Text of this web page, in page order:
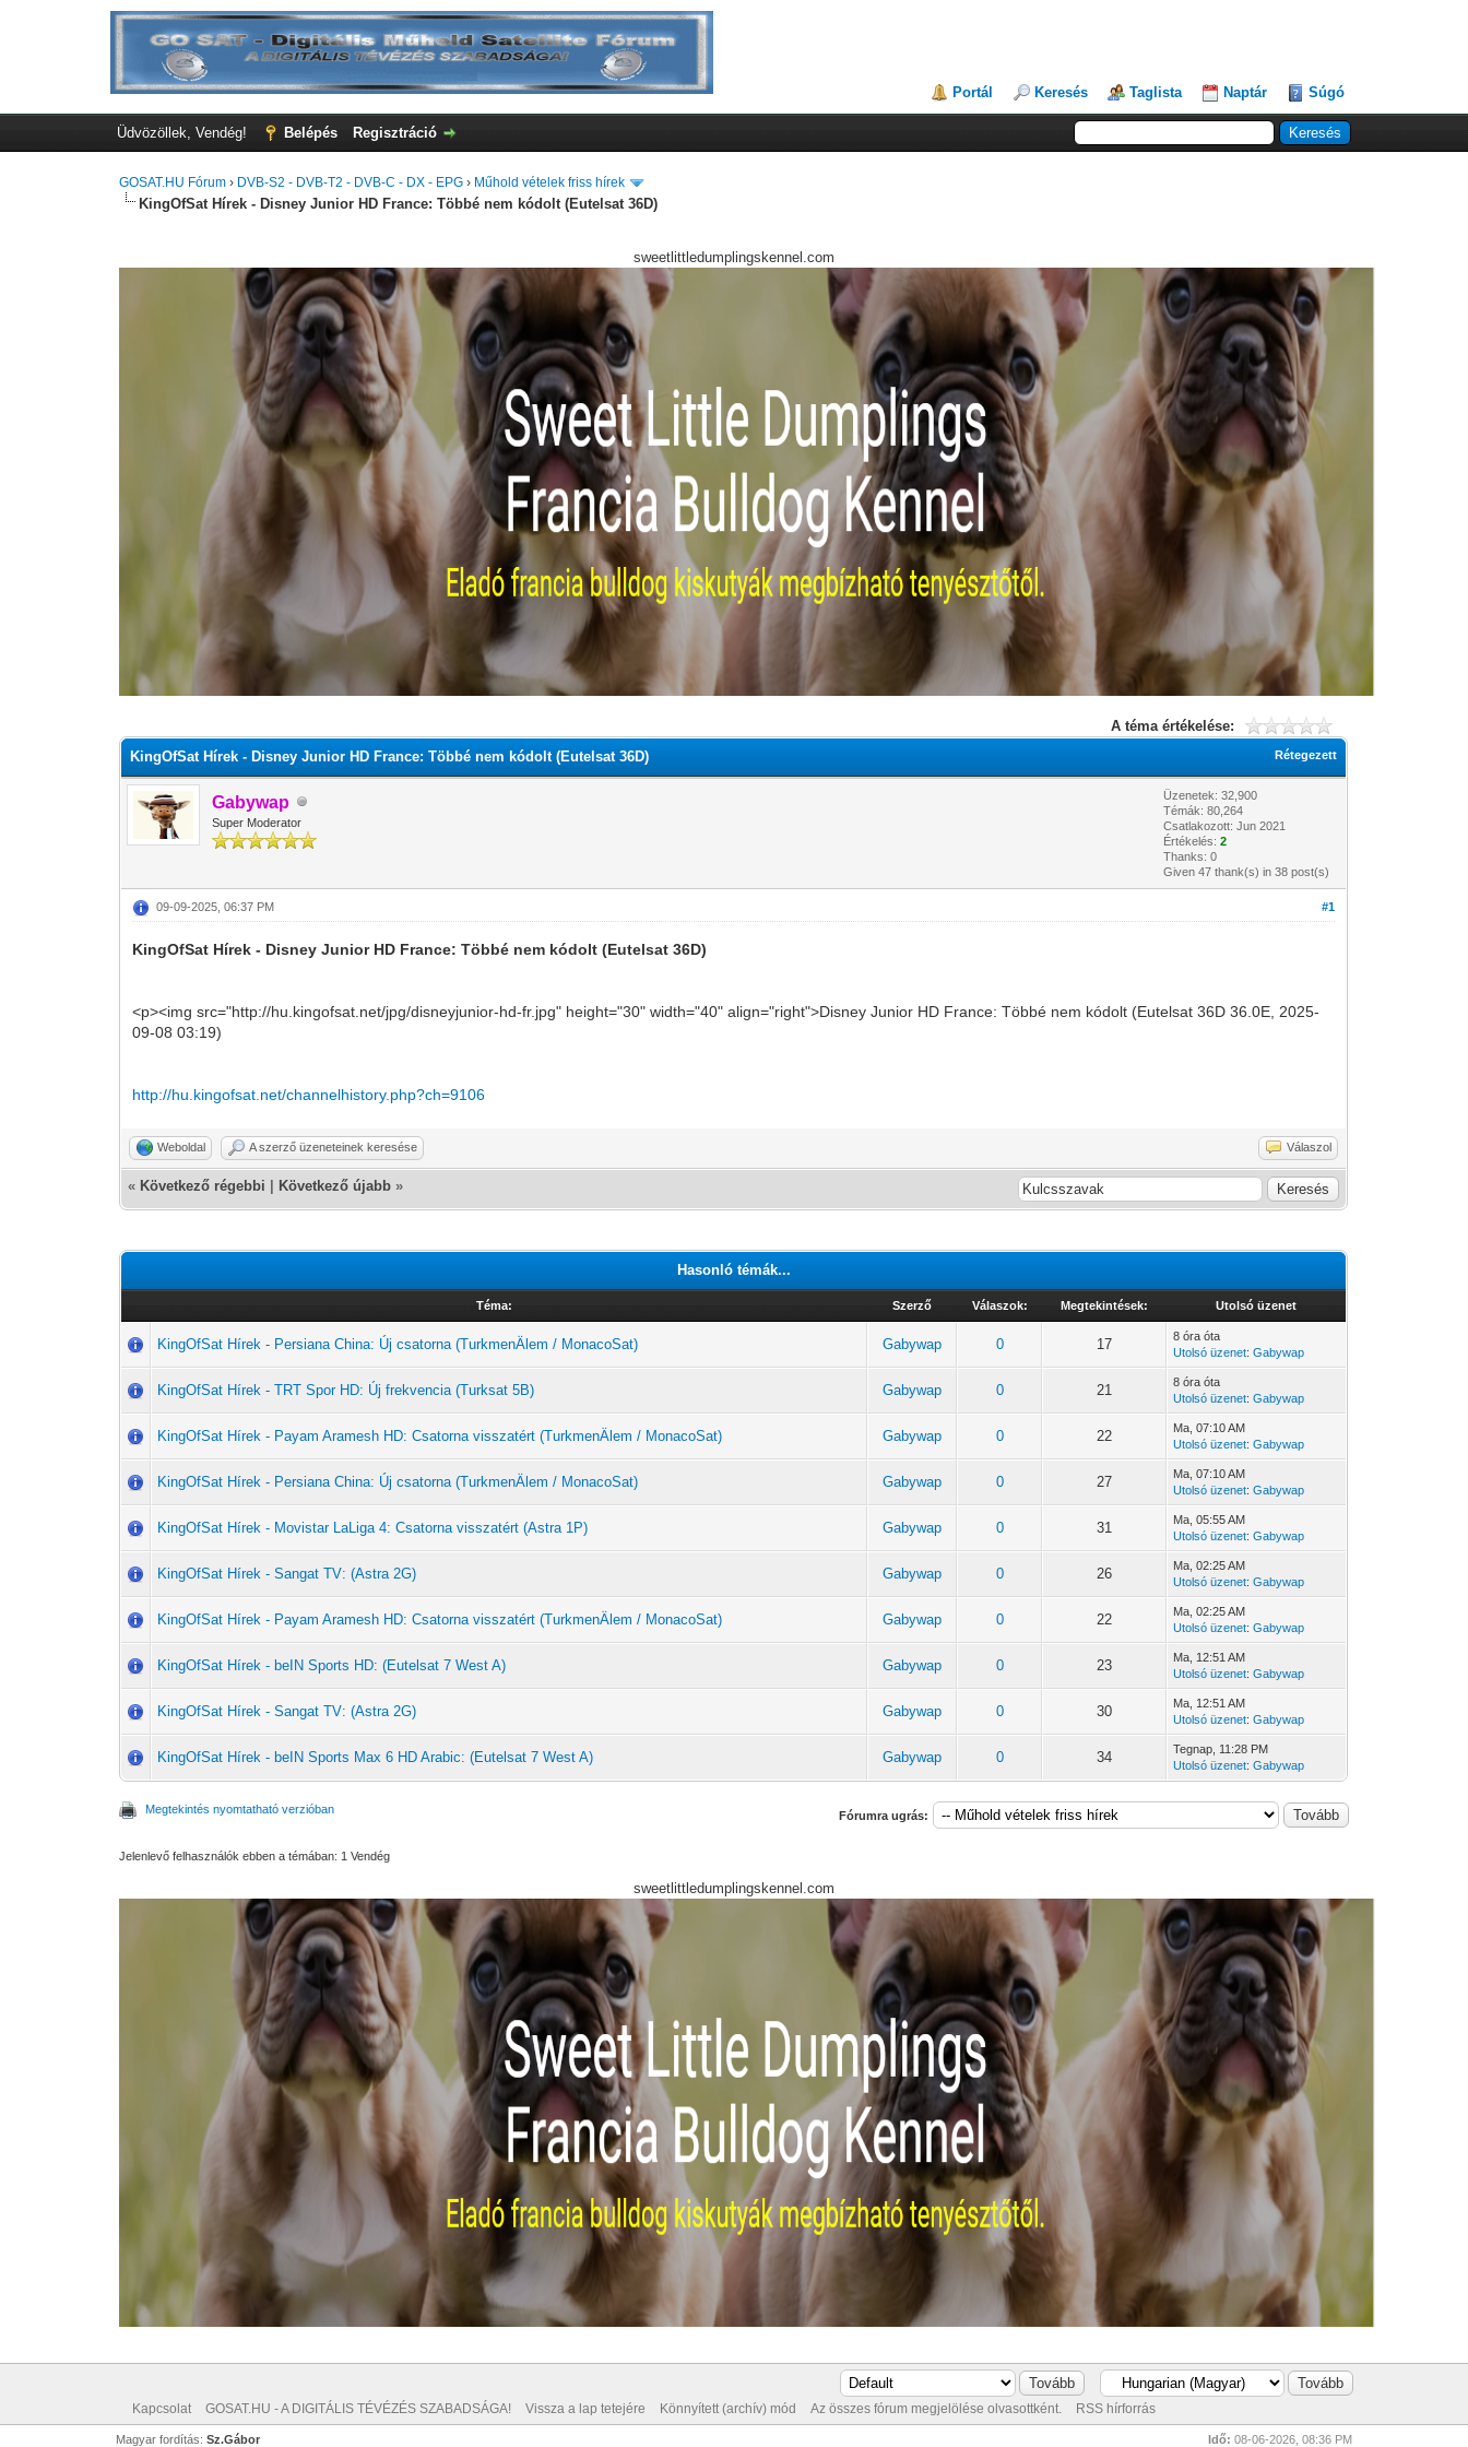
Portál Keresés Taglista Naptár Súgó
Üdvözöllek, Vendég! Belépés Regisztráció
GOSAT.HU Fórum › DVB-S2 - DVB-T2 - DVB-C - DX - EPG › Műhold vételek friss hírek
KingOfSat Hírek - Disney Junior HD France: Többé nem kódolt (Eutelsat 36D)
sweetlittledumplingskennel.com
A téma értékelése:
Rétegezett
KingOfSat Hírek - Disney Junior HD France: Többé nem kódolt (Eutelsat 36D)
Gabywap
Super Moderator
Üzenetek: 32,900
Témák: 80,264
Csatlakozott: Jun 2021
Értékelés:2
Thanks: 0
Given 47 thank(s) in 38 post(s)
#1
09-09-2025, 06:37 PM
KingOfSat Hírek - Disney Junior HD France: Többé nem kódolt (Eutelsat 36D)
<p><img src="http://hu.kingofsat.net/jpg/disneyjunior-hd-fr.jpg" height="30" width="40" align="right">Disney Junior HD France: Többé nem kódolt (Eutelsat 36D 36.0E, 2025-
09-08 03:19)
http://hu.kingofsat.net/channelhistory.php?ch=9106
Weboldal A szerző üzeneteinek keresése Válaszol
« Következő régebbi Következő újabb »
Hasonló témák...
Téma: Szerző Válaszok: Megtekintések: Utolsó üzenet
KingOfSat Hírek - Persiana China: Új csatorna (TurkmenÄlem / MonacoSat) Gabywap 0 17
8 óra óta
Utolsó üzenet:Gabywap
KingOfSat Hírek - TRT Spor HD: Új frekvencia (Turksat 5B) Gabywap 0 21
8 óra óta
Utolsó üzenet:Gabywap
KingOfSat Hírek - Payam Aramesh HD: Csatorna visszatért (TurkmenÄlem / MonacoSat) Gabywap 0 22 Ma , 07:10 AM
Utolsó üzenet:Gabywap
KingOfSat Hírek - Persiana China: Új csatorna (TurkmenÄlem / MonacoSat) Gabywap 0 27 Ma , 07:10 AM
Utolsó üzenet:Gabywap
KingOfSat Hírek - Movistar LaLiga 4: Csatorna visszatért (Astra 1P) Gabywap 0 31 Ma , 05:55 AM
Utolsó üzenet:Gabywap
KingOfSat Hírek - Sangat TV: (Astra 2G) Gabywap 0 26 Ma , 02:25 AM
Utolsó üzenet:Gabywap
KingOfSat Hírek - Payam Aramesh HD: Csatorna visszatért (TurkmenÄlem / MonacoSat) Gabywap 0 22 Ma , 02:25 AM
Utolsó üzenet:Gabywap
KingOfSat Hírek - beIN Sports HD: (Eutelsat 7 West A) Gabywap 0 23 Ma , 12:51 AM
Utolsó üzenet:Gabywap
KingOfSat Hírek - Sangat TV: (Astra 2G) Gabywap 0 30 Ma , 12:51 AM
Utolsó üzenet:Gabywap
KingOfSat Hírek - beIN Sports Max 6 HD Arabic: (Eutelsat 7 West A) Gabywap 0 34 Tegnap , 11:28 PM
Utolsó üzenet:Gabywap
Megtekintés nyomtatható verzióban Fórumra ugrás:
Jelenlevő felhasználók ebben a témában: 1 Vendég
sweetlittledumplingskennel.com
Kapcsolat GOSAT.HU - A DIGITÁLIS TÉVÉZÉS SZABADSÁGA! Vissza a lap tetejére Könnyített (archív) mód Az összes fórum megjelölése olvasottként. RSS hírforrás
Idő: 08-06-2026, 08:36 PM
Magyar fordítás: Sz.Gábor